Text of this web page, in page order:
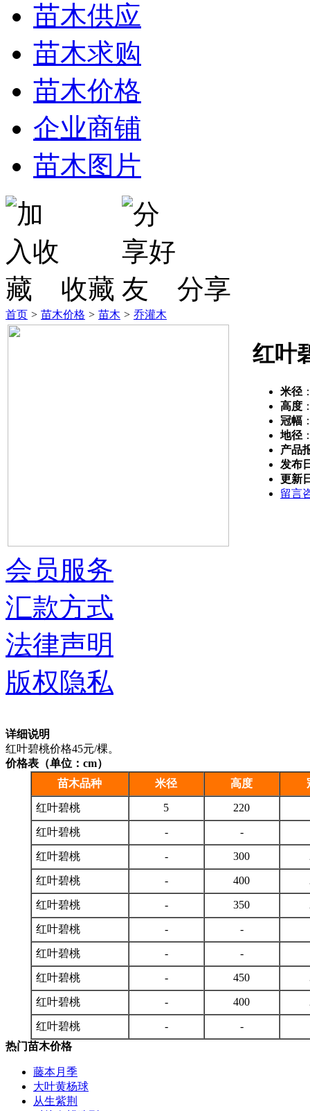
苗木供应
苗木求购
苗木价格
企业商铺
苗木图片
收藏 分享
首页 > 苗木价格 > 苗木 > 乔灌木
红叶
米径
高度
冠幅
地径
产品
发布
更新
留言
详细说明
红叶碧桃价格45元/棵。
价格表（单位：cm）
苗木品种
米径 高度
红叶碧桃 5 220
红叶碧桃 - -
红叶碧桃 - 300
红叶碧桃 - 400
红叶碧桃 - 350
红叶碧桃 - -
红叶碧桃 - -
红叶碧桃 - 450
红叶碧桃 - 400
红叶碧桃 -
-
热门苗木价格
藤本月季
大叶黄杨球
从生紫荆
会员服务
汇款方式
法律声明
版权隐私